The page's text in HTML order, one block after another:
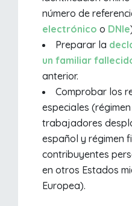
número de
electrónico o DNIe
Preparar la
un familiar
anterior.
Comprobar los
especiales
trabajadores
español y régimen
contribuyentes
en otros Estados
Europea).